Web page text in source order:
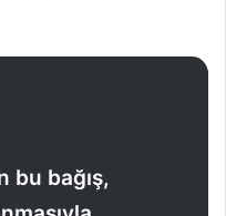
bu bağış,